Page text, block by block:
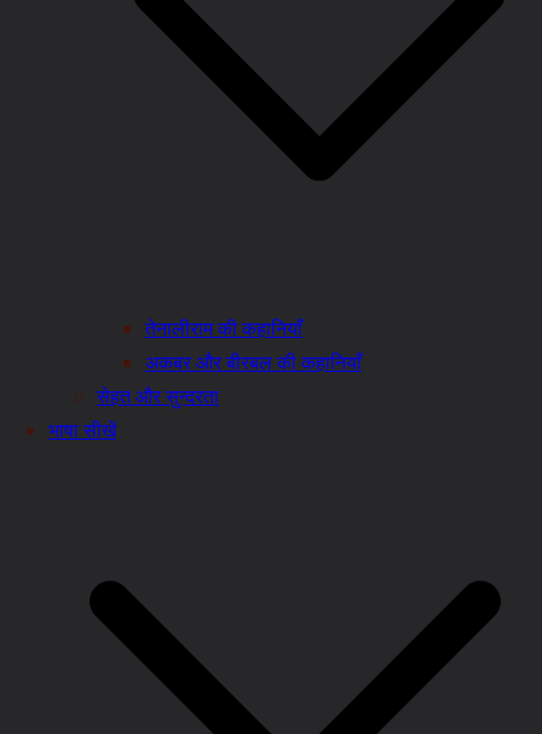
तेनालीराम की कहानियाँ
अकबर और बीरबल की कहानियाँ
सेहत और सुन्दरता
भाषा सीखें